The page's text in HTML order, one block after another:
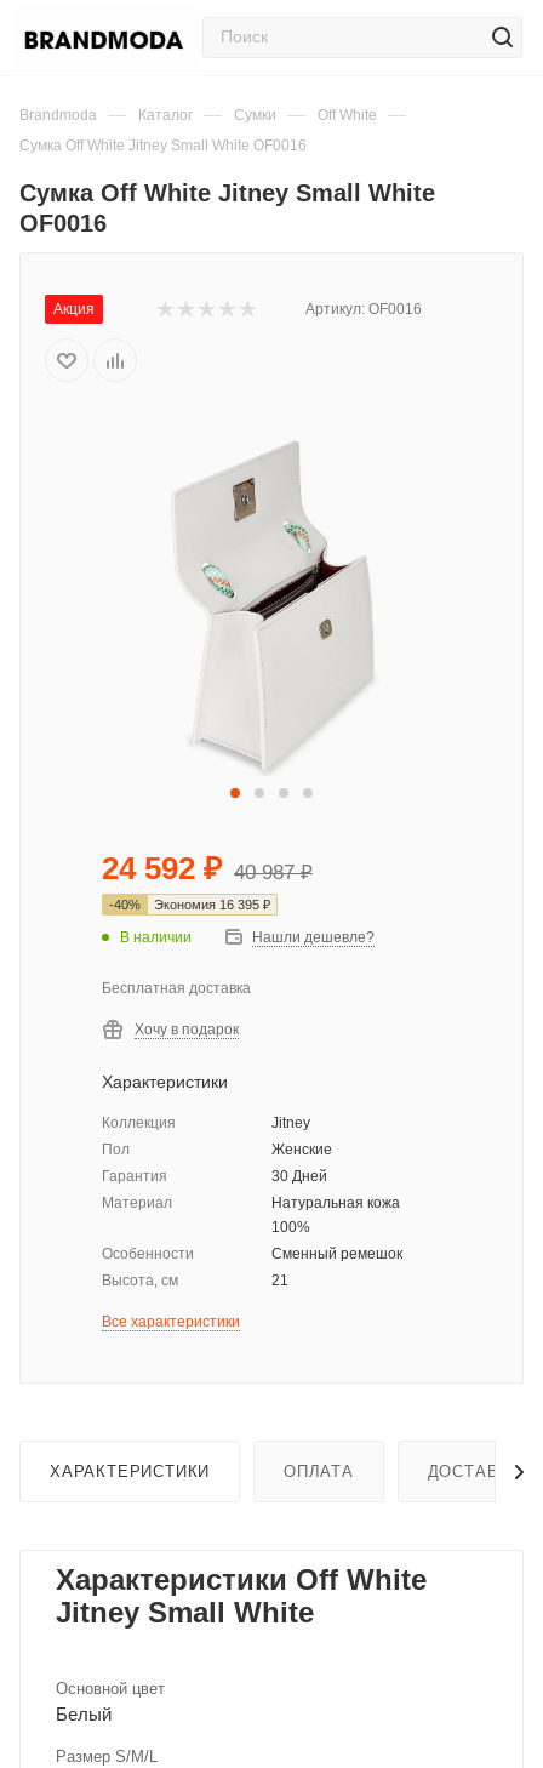
Brandmoda — Каталог — Сумки — Off White —
Сумка Off White Jitney Small White OF0016
Сумка Off White Jitney Small White
OF0016
Акция Артикул: OF0016
24 592 ₽ 40 987₽
-40% Экономия 16 395 ₽
В наличии Нашли дешевле?
Бесплатная доставка
Хочу в подарок
Характеристики
Коллекция
Jitney
Пол
Женские
Гарантия
30 Дней
Материал
Натуральная кожа
100%
Особенности
Сменный ремешок
Высота, см
21
Все характеристики
ХАРАКТЕРИСТИКИ ОПЛАТА ДОСТАВКА
Характеристики Off White
Jitney Small White
Основной цвет
Белый
Размер S/M/L